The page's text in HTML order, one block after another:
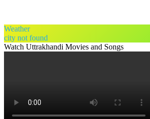
Weather
city not found
Watch Uttrakhandi Movies and Songs